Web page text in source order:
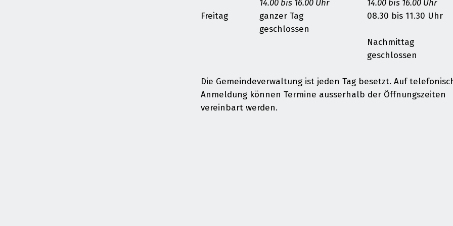
14.00 bis 16.00 Uhr
14.00 bis 16.00 Uhr
Freitag
ganzer Tag
geschlossen
08.30 bis 11.30 Uhr
Nachmittag
geschlossen
Die Gemeindeverwaltung ist jeden Tag besetzt. Auf
Anmeldung können Termine ausserhalb der Öffnungszeiten
vereinbart werden.